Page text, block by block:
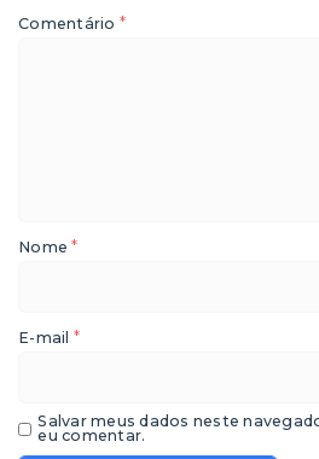
Comentário *
Nome*
E-mail *
Salvar meus dados neste
eu comentar.